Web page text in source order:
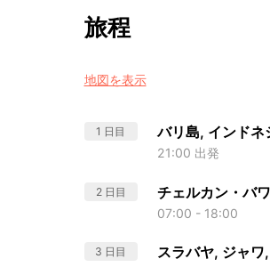
旅程
地図を表示
1 日目 バリ島, インドネ
21:00 出発
2 日目 チェルカン・バ
07:00 - 18:00
3 日目 スラバヤ, ジャワ